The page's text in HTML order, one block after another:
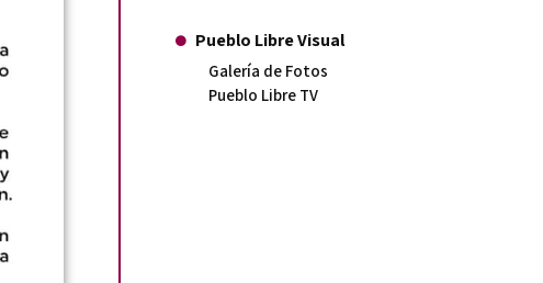
Pueblo Libre Visual
Galería de Fotos
Pueblo Libre TV